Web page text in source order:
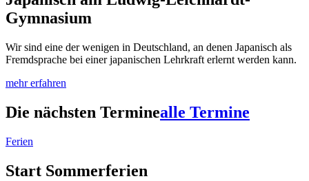
Gymnasium
Wir sind eine der wenigen in Deutschland, an denen Japanisch als
Fremdsprache bei einer japanischen Lehrkraft erlernt werden kann.
mehr erfahren
Die nächsten Terminealle Termine
Ferien
Start Sommerferien